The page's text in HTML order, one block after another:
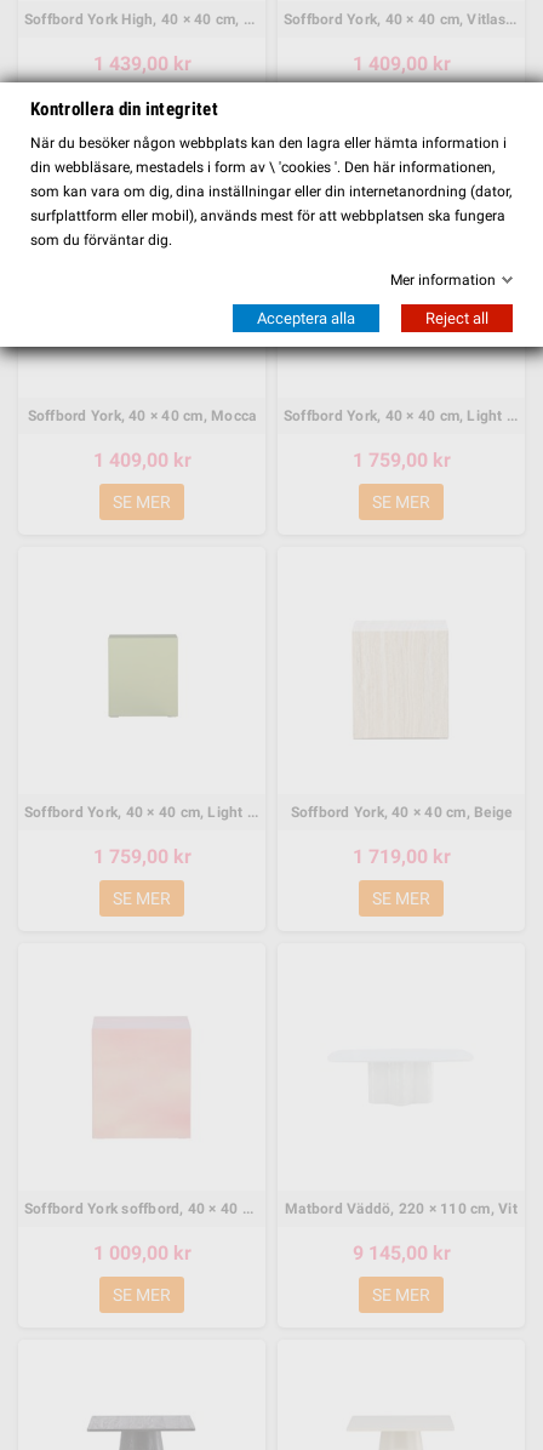
Soffbord York High, 40 × 40 cm, Dark Grå
1 439,00 kr
SE MER
Soffbord York, 40 × 40 cm, Vitlaserad
1 409,00 kr
Soffbord York, 40 × 40 cm, Mocca
1 409,00 kr
SE MER
Soffbord York, 40 × 40 cm, Light Yellow
1 759,00 kr
SE MER
Soffbord York, 40 × 40 cm, Light Grön
1 759,00 kr
SE MER
Soffbord York, 40 × 40 cm, Beige
1 719,00 kr
SE MER
Soffbord York soffbord, 40 × 40 cm, Pink
1 009,00 kr
SE MER
Matbord Väddö, 220 × 110 cm, Vit
9 145,00 kr
SE MER
Kontrollera din integritet
När du besöker någon webbplats kan den lagra eller hämta information i
din webbläsare, mestadels i form av \ 'cookies '. Den här informationen,
som kan vara om dig, dina inställningar eller din internetanordning (dator,
surfplattform eller mobil), används mest för att webbplatsen ska fungera
som du förväntar dig.
Mer information
Acceptera alla Reject all